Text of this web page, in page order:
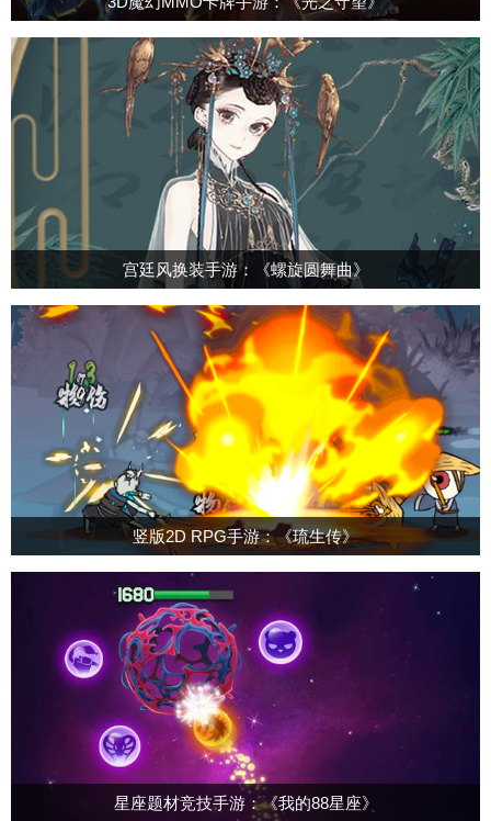
宫廷风换装手游：《螺旋圆舞曲》
竖版2D RPG手游：《琉生传》
星座题材竞技手游：《我的88星座》